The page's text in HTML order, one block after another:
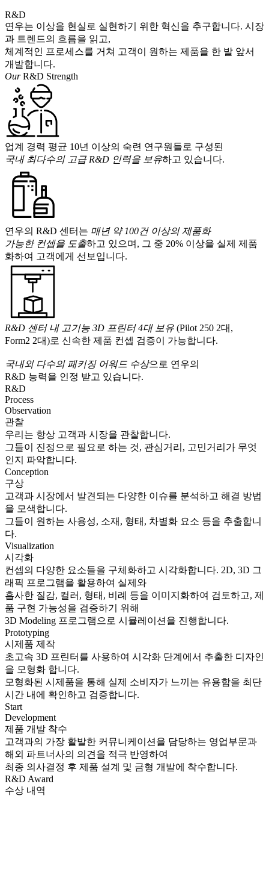
R&D
연우는 이상을 현실로 실현하기 위한 혁신을 추구합니다. 시장
과 트렌드의 흐름을 읽고,
체계적인 프로세스를 거쳐 고객이 원하는 제품을 한 발 앞서
개발합니다.
OurR&D Strength
업계 경력 평균 10년 이상의 숙련 연구원들로 구성된
국내 최다수의 고급 R&D 인력을 보유하고 있습니다.
연우의 R&D 센터는 매년 약 100건 이상의 제품화
가능한 컨셉을 도출하고 있으며, 그 중 20% 이상을 실제 제품
화하여 고객에게 선보입니다.
R&D 센터 내 고기능 3D 프린터 4대 보유 (Pilot 250 2대,
Form2 2대)로 신속한 제품 컨셉 검증이 가능합니다.
국내외 다수의 패키징 어워드 수상으로 연우의
R&D 능력을 인정 받고 있습니다.
R&D
Process
Observation
관찰
우리는 항상 고객과 시장을 관찰합니다.
그들이 진정으로 필요로 하는 것, 관심거리, 고민거리가 무엇
인지 파악합니다.
Conception
구상
고객과 시장에서 발견되는 다양한 이슈를 분석하고 해결 방법
을 모색합니다.
그들이 원하는 사용성, 소재, 형태, 차별화 요소 등을 추출합니
다.
Visualization
시각화
컨셉의 다양한 요소들을 구체화하고 시각화합니다. 2D, 3D 그
래픽 프로그램을 활용하여 실제와
흡사한 질감, 컬러, 형태, 비례 등을 이미지화하여 검토하고, 제
품 구현 가능성을 검증하기 위해
3D Modeling 프로그램으로 시뮬레이션을 진행합니다.
Prototyping
시제품 제작
초고속 3D 프린터를 사용하여 시각화 단계에서 추출한 디자인
을 모형화 합니다.
모형화된 시제품을 통해 실제 소비자가 느끼는 유용함을 최단
시간 내에 확인하고 검증합니다.
Start
Development
제품 개발 착수
고객과의 가장 활발한 커뮤니케이션을 담당하는 영업부문과
해외 파트너사의 의견을 적극 반영하여
최종 의사결정 후 제품 설계 및 금형 개발에 착수합니다.
R&D Award
수상 내역